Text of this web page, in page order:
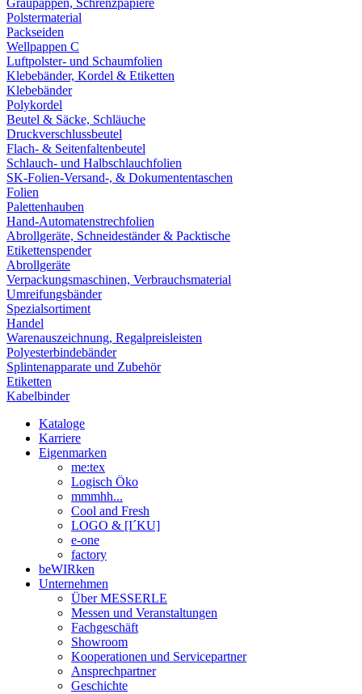
Graupappen, Schrenzpapiere
Polstermaterial
Packseiden
Wellpappen C
Luftpolster- und Schaumfolien
Klebebänder, Kordel & Etiketten
Klebebänder
Polykordel
Beutel & Säcke, Schläuche
Druckverschlussbeutel
Flach- & Seitenfaltenbeutel
Schlauch- und Halbschlauchfolien
SK-Folien-Versand-, & Dokumententaschen
Folien
Palettenhauben
Hand-Automatenstrechfolien
Abrollgeräte, Schneideständer & Packtische
Etikettenspender
Abrollgeräte
Verpackungsmaschinen, Verbrauchsmaterial
Umreifungsbänder
Spezialsortiment
Handel
Warenauszeichnung, Regalpreisleisten
Polyesterbindebänder
Splintenapparate und Zubehör
Etiketten
Kabelbinder
Kataloge
Karriere
Eigenmarken
me:tex
Logisch Öko
mmmhh...
Cool and Fresh
LOGO & [I´KU]
e-one
factory
beWIRken
Unternehmen
Über MESSERLE
Messen und Veranstaltungen
Fachgeschäft
Showroom
Kooperationen und Servicepartner
Ansprechpartner
Geschichte